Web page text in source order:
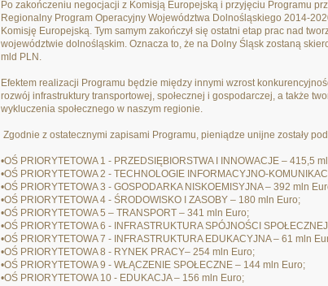
Po zakończeniu negocjacji z Komisją Europejską i przyjęciu Programu
Regionalny Program Operacyjny Województwa Dolnośląskiego 2014-
Komisję Europejską. Tym samym zakończył się ostatni etap prac nad
województwie dolnośląskim. Oznacza to, że na Dolny Śląsk zostaną
mld PLN.
Efektem realizacji Programu będzie między innymi wzrost
rozwój infrastruktury transportowej, społecznej i gospodarczej, a także
wykluczenia społecznego w naszym regionie.
Zgodnie z ostatecznymi zapisami Programu, pieniądze unijne zostały
•OŚ PRIORYTETOWA 1 - PRZEDSIĘBIORSTWA I INNOWACJE – 415,5
•OŚ PRIORYTETOWA 2 - TECHNOLOGIE INFORMACYJNO-
•OŚ PRIORYTETOWA 3 - GOSPODARKA NISKOEMISYJNA – 392 mln
•OŚ PRIORYTETOWA 4 - ŚRODOWISKO I ZASOBY – 180 mln Euro;
•OŚ PRIORYTETOWA 5 – TRANSPORT – 341 mln Euro;
•OŚ PRIORYTETOWA 6 - INFRASTRUKTURA SPÓJNOŚCI
•OŚ PRIORYTETOWA 7 - INFRASTRUKTURA EDUKACYJNA – 61 mln
•OŚ PRIORYTETOWA 8 - RYNEK PRACY– 254 mln Euro;
•OŚ PRIORYTETOWA 9 - WŁĄCZENIE SPOŁECZNE – 144 mln Euro;
•OŚ PRIORYTETOWA 10 - EDUKACJA – 156 mln Euro;